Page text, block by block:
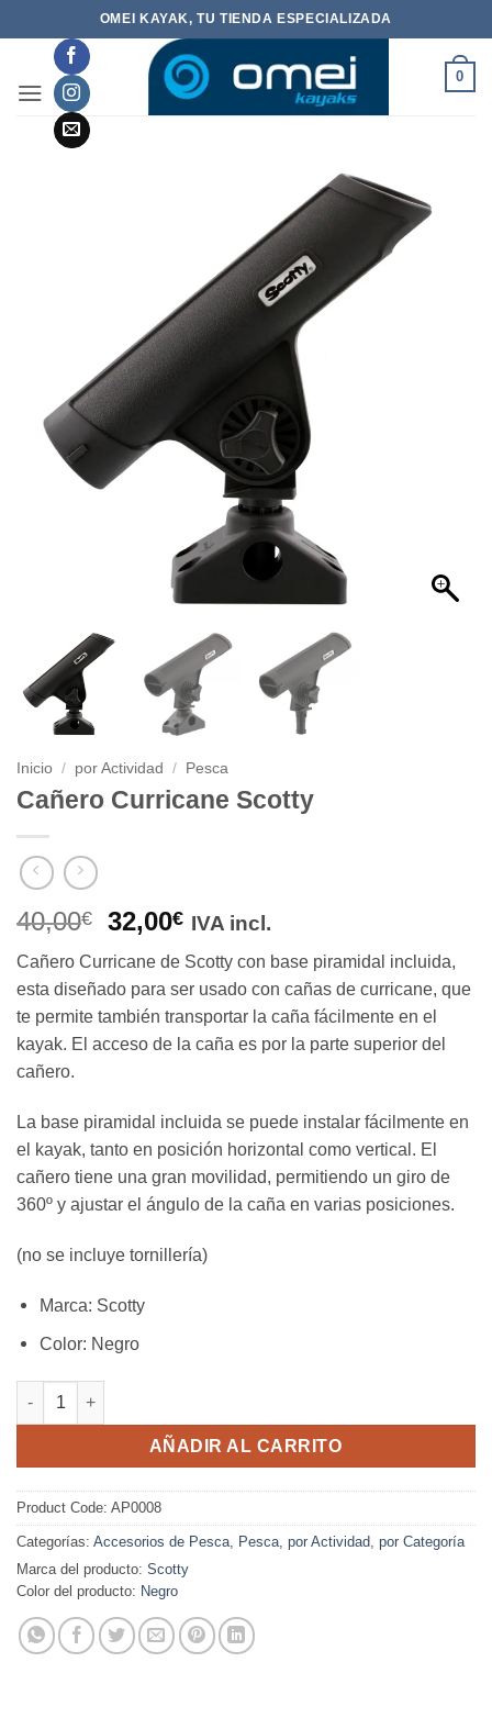
al
contenido
OMEI KAYAK, TU TIENDA ESPECIALIZADA
0
Inicio / por Actividad / Pesca
Cañero Curricane Scotty
40,00€
El
original
era:
40,00€.
32,00€El
actual
es:
32,00€.
IVA incl.
Cañero Curricane de Scotty con base piramidal incluida,
esta diseñado para ser usado con cañas de curricane, que
te permite también transportar la caña fácilmente en el
kayak. El acceso de la caña es por la parte superior del
cañero.
La base piramidal incluida se puede instalar fácilmente en
el kayak, tanto en posición horizontal como vertical. El
cañero tiene una gran movilidad, permitiendo un giro de
360º y ajustar el ángulo de la caña en varias posiciones.
(no se incluye tornillería)
Marca: Scotty
Color: Negro
Cañero Curricane Scotty cantidad
AÑADIR AL CARRITO
Product Code: AP0008
Categorías: Accesorios de Pesca, Pesca, por Actividad, por Categoría
Marca del producto: Scotty
Color del producto: Negro